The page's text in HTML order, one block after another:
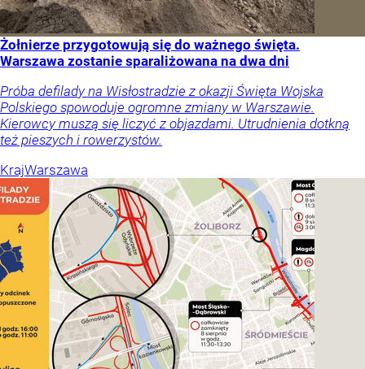
Żołnierze przygotowują się do ważnego święta.
Warszawa zostanie sparaliżowana na dwa dni
Próba defilady na Wisłostradzie z okazji Święta Wojska
Polskiego spowoduje ogromne zmiany w Warszawie.
Kierowcy muszą się liczyć z objazdami. Utrudnienia dotkną
też pieszych i rowerzystów.
KrajWarszawa